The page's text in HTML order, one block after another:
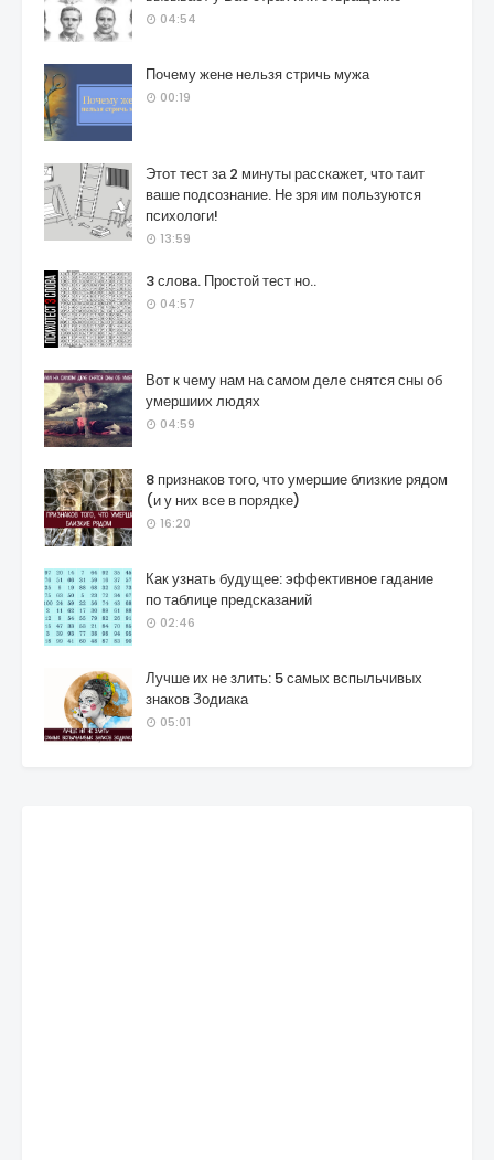
04:54
Почему жене нельзя стричь мужа
00:19
Этот тест за 2 минуты расскажет, что таит
ваше подсознание. Не зря им пользуются
психологи!
13:59
3 слова. Простой тест но..
04:57
Вот к чему нам на самом деле снятся сны об
умершиих людях
04:59
8 признаков того, что умершие близкие рядом
(и у них все в порядке)
16:20
Как узнать будущее: эффективное гадание
по таблице предсказаний
02:46
Лучше их не злить: 5 самых вспыльчивых
знаков Зодиака
05:01